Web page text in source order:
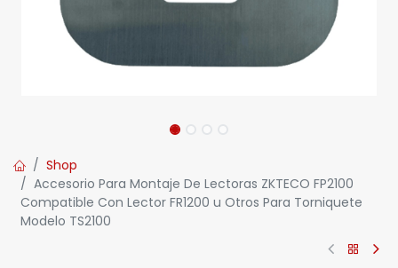
Shop
Accesorio Para Montaje De Lectoras ZKTECO FP2100
Compatible Con Lector FR1200 u Otros Para Torniquete
Modelo TS2100